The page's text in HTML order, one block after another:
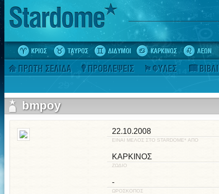
bmpoy
22.10.2008
ΕΙΝΑΙ ΜΕΛΟΣ ΣΤΟ STARDOME* ΑΠΟ
ΚΑΡΚΙΝΟΣ
ΖΩΔΙΟ
-
ΩΡΟΣΚΟΠΟΣ